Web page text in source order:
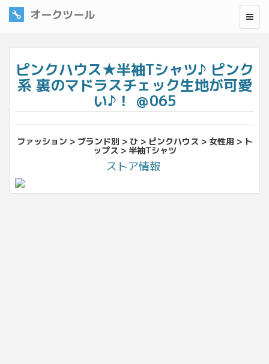
オークツール
ピンクハウス★半袖Tシャツ♪ ピンク
系 裏のマドラスチェック生地が可愛
い♪！ ＠065
ファッション > ブランド別 > ひ > ピンクハウス > 女性用 > ト
ップス > 半袖Tシャツ
ストア情報